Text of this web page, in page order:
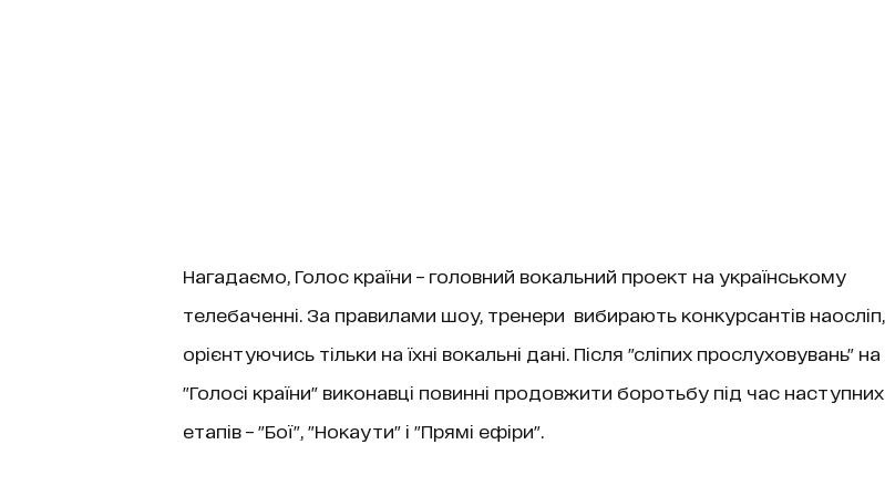
Нагадаємо, Голос країни – головний вокальний проект на українському
телебаченні. За правилами шоу, тренери вибирають конкурсантів наосліп,
орієнтуючись тільки на їхні вокальні дані. Після "сліпих прослуховувань" на
"Голосі країни" виконавці повинні продовжити боротьбу під час наступних
етапів – "Бої", "Нокаути" і "Прямі ефіри".